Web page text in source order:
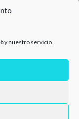
y nuestro servicio.